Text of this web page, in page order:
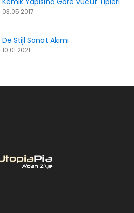
03.05.2017
De Stijl Sanat Akımı
10.01.2021